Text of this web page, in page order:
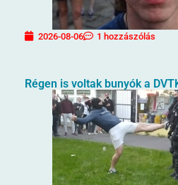
2026-08-06 1 hozzászólás
Régen is voltak bunyók a